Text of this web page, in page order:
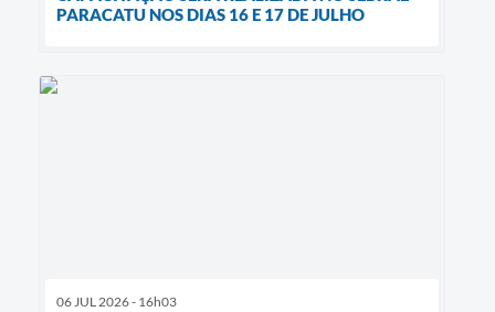
PARACATU NOS DIAS 16 E 17 DE JULHO
06 JUL 2026 - 16h03